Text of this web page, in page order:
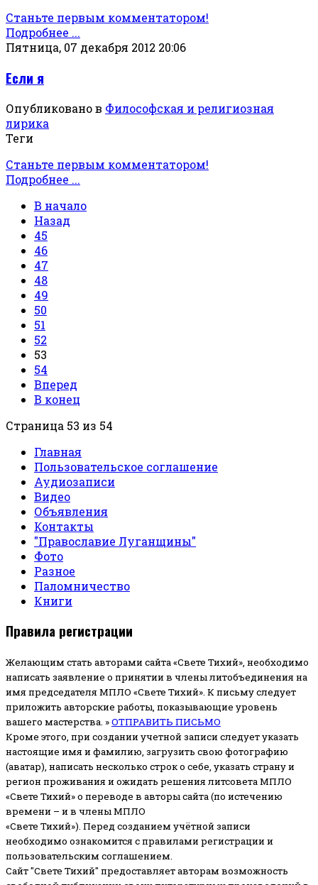
Станьте первым комментатором!
Подробнее ...
Пятница, 07 декабря 2012 20:06
Если я
Опубликовано в Философская и религиозная
лирика
Теги
Станьте первым комментатором!
Подробнее ...
В начало
Назад
45
46
47
48
49
50
51
52
53
54
Вперед
В конец
Страница 53 из 54
Главная
Пользовательское соглашение
Аудиозаписи
Видео
Объявления
Контакты
"Православие Луганщины"
Фото
Разное
Паломничество
Книги
Правила регистрации
Желающим стать авторами сайта «Свете Тихий», необходимо
написать заявление о принятии в члены литобъединения на
имя председателя МПЛО «Свете Тихий». К письму следует
приложить авторские работы, показывающие уровень
вашего мастерства. »ОТПРАВИТЬ ПИСЬМО
Кроме этого, при создании учетной записи следует указать
настоящие имя и фамилию, загрузить свою фотографию
(аватар), написать несколько строк о себе, указать страну и
регион проживания и ожидать решения литсовета МПЛО
«Свете Тихий» о переводе в авторы сайта (по истечению
времени – и в члены МПЛО
«Свете Тихий»). Перед созданием учётной записи
необходимо ознакомится с правилами регистрации и
пользовательским соглашением.
Сайт "Свете Тихий" предоставляет авторам возможность